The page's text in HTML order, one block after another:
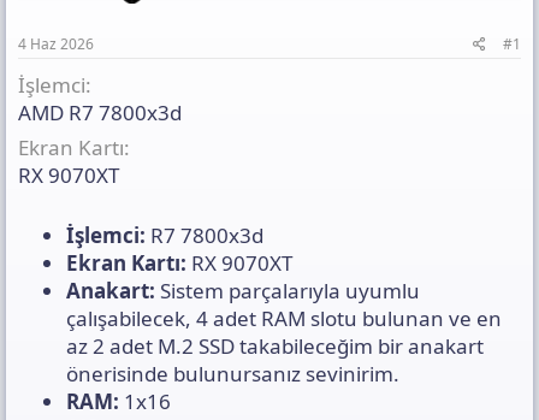
a
y
a
a
4 Haz 2026 #1
İşlemci
AMD R7 7800x3d
Ekran Kartı
RX 9070XT
İşlemci: R7 7800x3d
Ekran Kartı: RX 9070XT
Anakart: Sistem parçalarıyla uyumlu
çalışabilecek, 4 adet RAM slotu bulunan ve en
az 2 adet M.2 SSD takabileceğim bir anakart
önerisinde bulunursanız sevinirim.
RAM: 1x16